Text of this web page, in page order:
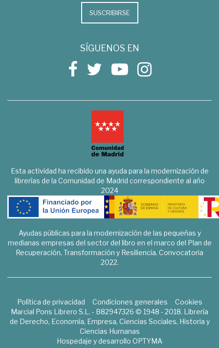
SUSCRIBIRSE
SÍGUENOS EN
Esta actividad ha recibido una ayuda para la modernización de
librerías de la Comunidad de Madrid correspondiente al año
2024
Ayudas públicas para la modernización de las pequeñas y
medianas empresas del sector del libro en el marco del Plan de
Recuperación, Transformación y Resiliencia. Convocatoria
2022.
Política de privacidad Condiciones generales
Cookies
Marcial Pons Librero S.L. - B82947326 © 1948 - 2018. Librería
de Derecho, Economía, Empresa, Ciencias Sociales, Historia y
Ciencias Humanas
Hospedaje y desarrollo OPTYMA